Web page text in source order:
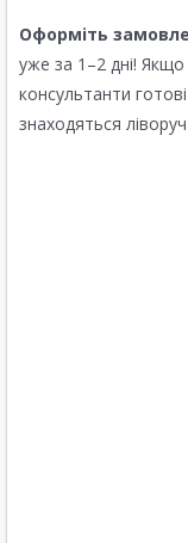
Оформіть
уже за 1–2 дні!
консультанти
знаходяться